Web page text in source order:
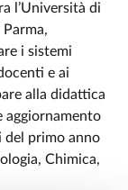
l’Università di
i sistemi
e ai
alla didattica
aggiornamento
del primo anno
Chimica,